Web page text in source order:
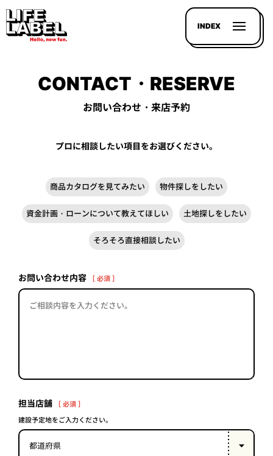
INDEX
LL
HOUSE
ライフレー
いいえ
CONTACT・RESERVE
お問い合わせ・来店予約
プロに相談したい項目をお選びください。
商品カタログを見てみたい 物件探しをしたい
資金計画・ローンについて教えてほしい 土地探しをしたい
そろそろ直接相談したい
お問い合わせ内容 ［ 必須 ］
担当店舗
［ 必須 ］
建設予定地をご入力ください。